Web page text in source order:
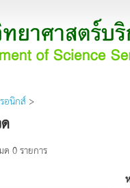
อนิกส์ >
0 รายการ